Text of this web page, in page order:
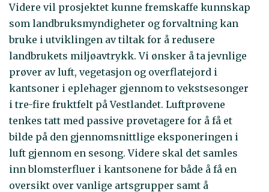
Videre vil prosjektet kunne fremskaffe kunnskap
som landbruksmyndigheter og forvaltning kan
bruke i utviklingen av tiltak for å redusere
landbrukets miljøavtrykk. Vi ønsker å ta jevnlige
prøver av luft, vegetasjon og overflatejord i
kantsoner i eplehager gjennom to vekstsesonger
i tre-fire fruktfelt på Vestlandet. Luftprøvene
tenkes tatt med passive prøvetagere for å få et
bilde på den gjennomsnittlige eksponeringen i
luft gjennom en sesong. Videre skal det samles
inn blomsterfluer i kantsonene for både å få en
oversikt over vanlige artsgrupper samt å